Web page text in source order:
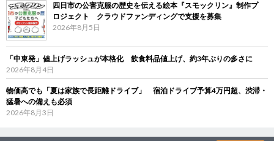
四日市の公害克服の歴史を伝える絵本『スモックリン』制作プ
ロジェクト クラウドファンディングで支援を募集
2026年8月5日
「中東発」値上げラッシュが本格化 飲食料品値上げ、約3年ぶりの多さに
2026年8月4日
物価高でも「夏は家族で長距離ドライブ」 宿泊ドライブ予算4万円超、渋滞・
猛暑への備えも必須
2026年8月3日